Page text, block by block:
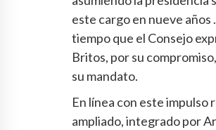
este cargo en nueve años
tiempo que el Consejo
Britos, por su
su mandato.
En línea con este
ampliado, integrado por